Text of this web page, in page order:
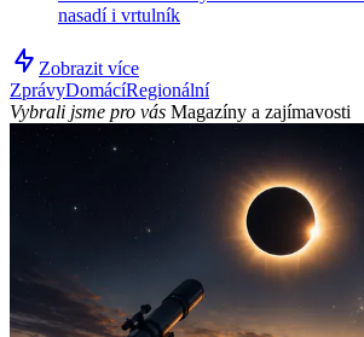
nasadí i vrtulník
Zobrazit více
ZprávyDomácíRegionální
Vybrali jsme pro vás Magazíny a zajímavosti